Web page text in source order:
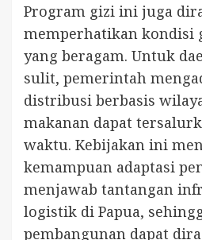
Program gizi ini juga
memperhatikan kondisi
yang beragam. Untuk
sulit, pemerintah
distribusi berbasis
makanan dapat
waktu. Kebijakan ini
kemampuan adaptasi
menjawab tantangan
logistik di Papua,
pembangunan dapat